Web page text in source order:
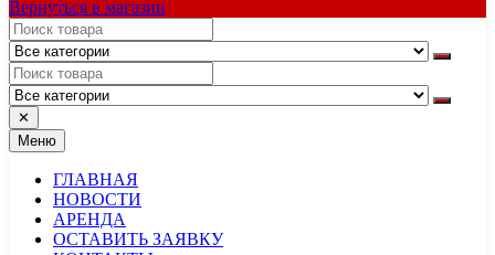
Вернуться в магазин
✕
Меню
ГЛАВНАЯ
НОВОСТИ
АРЕНДА
ОСТАВИТЬ ЗАЯВКУ